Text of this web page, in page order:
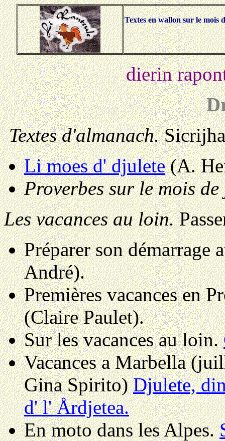
Textes en wallon sur le mois
dierin
Textes d'almanach.
Li moes d' djulete(A.
Proverbes sur le mois
Les vacances au loin.
Préparer son démarrage
André).
Premières vacances en
(Claire Paulet).
Sur les vacances au loin.
Vacances a Marbella
Gina Spirito)Djulete,
d' l' Årdjetea.
En moto dans les Alpes.